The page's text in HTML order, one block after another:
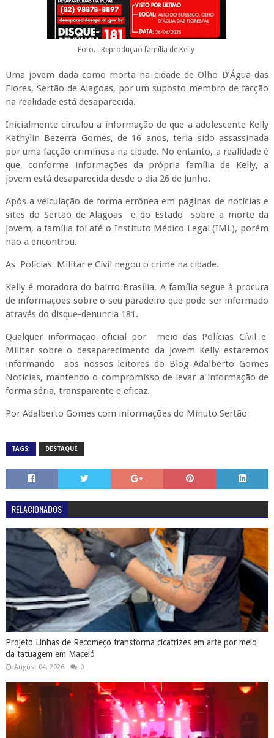
Foto. : Reprodução família de Kelly
Uma jovem dada como morta na cidade de Olho D’Água das
Flores, Sertão de Alagoas, por um suposto membro de facção
na realidade está desaparecida.
Inicialmente circulou a informação de que a adolescente Kelly
Kethylin Bezerra Gomes, de 16 anos, teria sido assassinada
por uma facção criminosa na cidade. No entanto, a realidade é
que, conforme informações da própria família de Kelly, a
jovem está desaparecida desde o dia 26 de Junho.
Após a veiculação de forma errônea em páginas de notícias e
sites do Sertão de Alagoas e do Estado sobre a morte da
jovem, a família foi até o Instituto Médico Legal (IML), porém
não a encontrou.
As Polícias Militar e Civil negou o crime na cidade.
Kelly é moradora do bairro Brasília. A família segue à procura
de informações sobre o seu paradeiro que pode ser informado
através do disque-denuncia 181.
Qualquer informação oficial por meio das Polícias Cívil e
Militar sobre o desaparecimento da jovem Kelly estaremos
informando aos nossos leitores do Blog Adalberto Gomes
Notícias, mantendo o compromisso de levar a informação de
forma séria, transparente e eficaz.
Por Adalberto Gomes com informações do Minuto Sertão
TAGS: DESTAQUE
RELACIONADOS
Projeto Linhas de Recomeço transforma cicatrizes em arte por meio
da tatuagem em Maceió
August 04, 2026 0